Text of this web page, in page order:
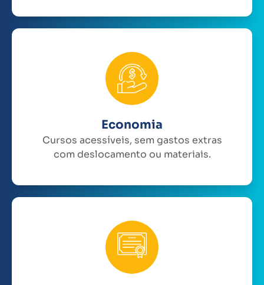
Economia
Cursos acessíveis, sem gastos extras
com deslocamento ou materiais.